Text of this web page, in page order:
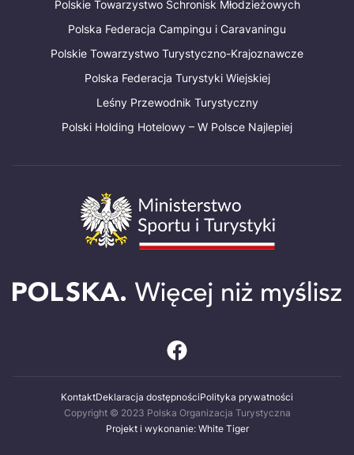
Polskie Towarzystwo Schronisk Młodzieżowych
Polska Federacja Campingu i Caravaningu
Polskie Towarzystwo Turystyczno-Krajoznawcze
Polska Federacja Turystyki Wiejskiej
Leśny Przewodnik Turystyczny
Polski Holding Hotelowy – W Polsce Najlepiej
KontaktDeklaracja dostępnościPolityka prywatności
Copyright © 2023 Polska Organizacja Turystyczna
Projekt i wykonanie: White Tiger